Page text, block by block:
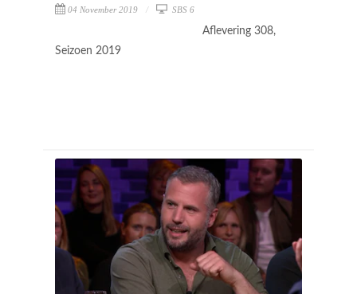
04 November 2019 SBS 6
Aflevering 308,
Seizoen 2019